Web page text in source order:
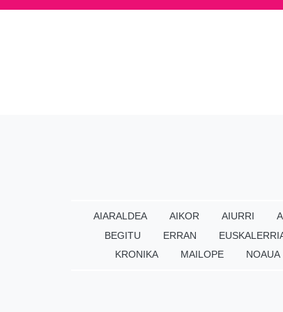
AIARALDEA AIKOR AIURRI
BEGITU
ERRAN
KRONIKA
MAILOPE NOAUA